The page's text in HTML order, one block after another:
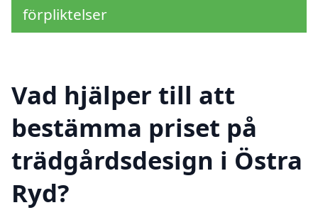
förpliktelser
Vad hjälper till att
bestämma priset på
trädgårdsdesign i Östra
Ryd?